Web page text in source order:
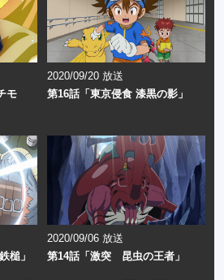
モ
2020/09/20 放送
第16話「東京侵食 漆黒の影」
槌」
2020/09/06 放送
第14話「激突 昆虫の王者」